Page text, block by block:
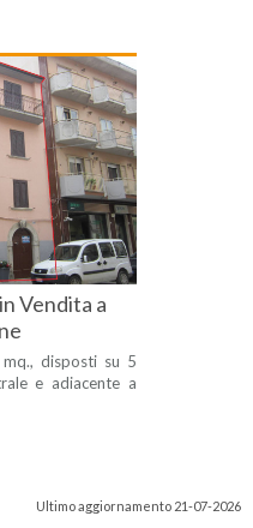
Vendita a
disposti su 5
e adiacente a
Ultimo aggiornamento 21-07-2026